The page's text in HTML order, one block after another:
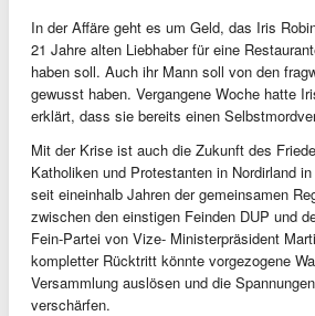
In der Affäre geht es um Geld, das Iris
21 Jahre alten Liebhaber für eine
haben soll. Auch ihr Mann soll von den
gewusst haben. Vergangene Woche hatte
erklärt, dass sie bereits einen
Mit der Krise ist auch die Zukunft des
Katholiken und Protestanten in Nordirland
seit eineinhalb Jahren der gemeinsamen
zwischen den einstigen Feinden DUP und
Fein-Partei von Vize- Ministerpräsident
kompletter Rücktritt könnte vorgezogene
Versammlung auslösen und die
verschärfen.